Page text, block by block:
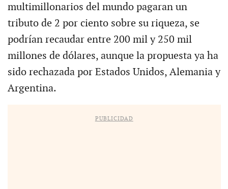
multimillonarios del mundo pagaran un
tributo de 2 por ciento sobre su riqueza, se
podrían recaudar entre 200 mil y 250 mil
millones de dólares, aunque la propuesta ya ha
sido rechazada por Estados Unidos, Alemania y
Argentina.
PUBLICIDAD